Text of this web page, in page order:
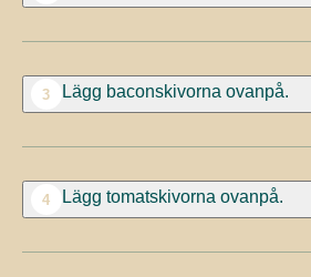
3 Lägg baconskivorna ovanpå.
4 Lägg tomatskivorna ovanpå.